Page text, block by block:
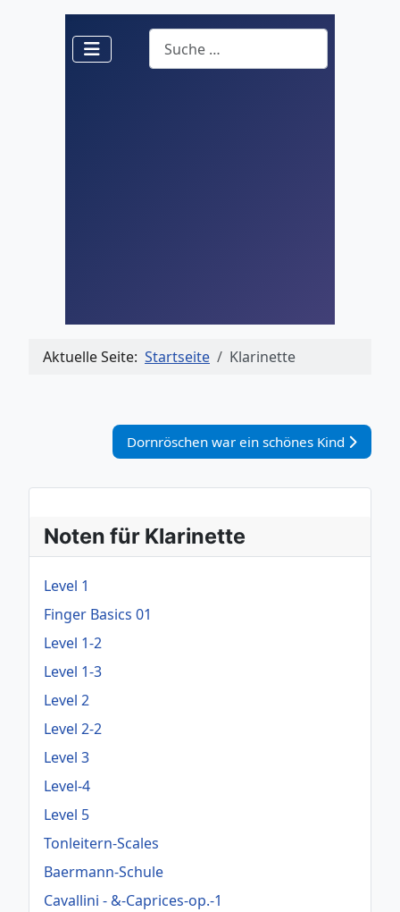
Suchen
Aktuelle Seite: Startseite Klarinette
Nächster Beitrag: Dornröschen war ein
Dornröschen war ein schönes Kind
Noten für Klarinette
Level 1
Finger Basics 01
Level 1-2
Level 1-3
Level 2
Level 2-2
Level 3
Level-4
Level 5
Tonleitern-Scales
Baermann-Schule
Cavallini - &-Caprices-op.-1